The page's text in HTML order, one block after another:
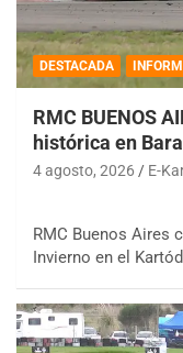
DESTACADA
RMC BUENOS
histórica en
4 agosto, 2026 E-
RMC Buenos Aires
Invierno en el